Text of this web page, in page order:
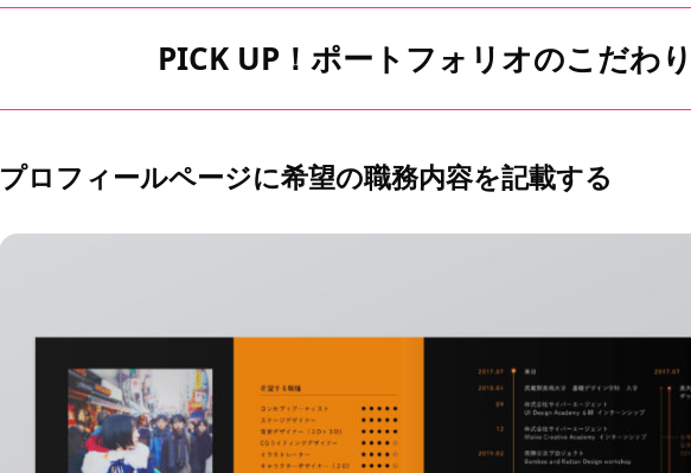
PICK UP！ポートフォリオのこだわ
プロフィールページに希望の職務内容を記載する